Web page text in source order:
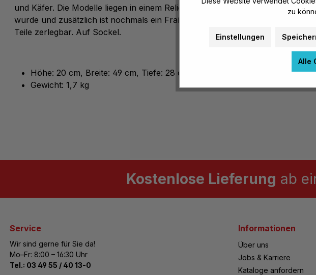
und Käfer. Die Modelle liegen in einem Relief, das dem Fraßbild
wurde und zusätzlich ist nochmals ein Fraßbild als Naturabguss enthalten. In 5
Teile zerlegbar. Auf Sockel.
Höhe: 20 cm, Breite: 49 cm, Tiefe: 28 cm
Gewicht: 1,7 kg
Kostenlose Lieferung ab
Service
Wir sind gerne für Sie da!
Mo–Fr: 8:00 – 16:30 Uhr
Tel.: 03 49 55 / 40 13-0
Informationen
Über uns
Jobs & Karriere
Kataloge anfordern
zu
Einstellungen
Alle